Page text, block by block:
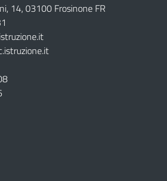
14, 03100 Frosinone FR